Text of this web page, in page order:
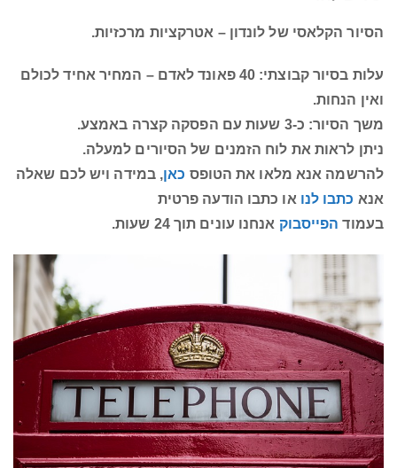
הסיור הקלאסי של לונדון – אטרקציות מרכזיות.
עלות בסיור קבוצתי: 40 פאונד לאדם – המחיר אחיד לכולם
ואין הנחות.
משך הסיור: כ-3 שעות עם הפסקה קצרה באמצע.
ניתן לראות את לוח הזמנים של הסיורים למעלה.
להרשמה אנא מלאו את הטופס כאן, במידה ויש לכם שאלה
אנא כתבו לנו או כתבו הודעה פרטית
בעמוד הפייסבוק אנחנו עונים תוך 24 שעות.